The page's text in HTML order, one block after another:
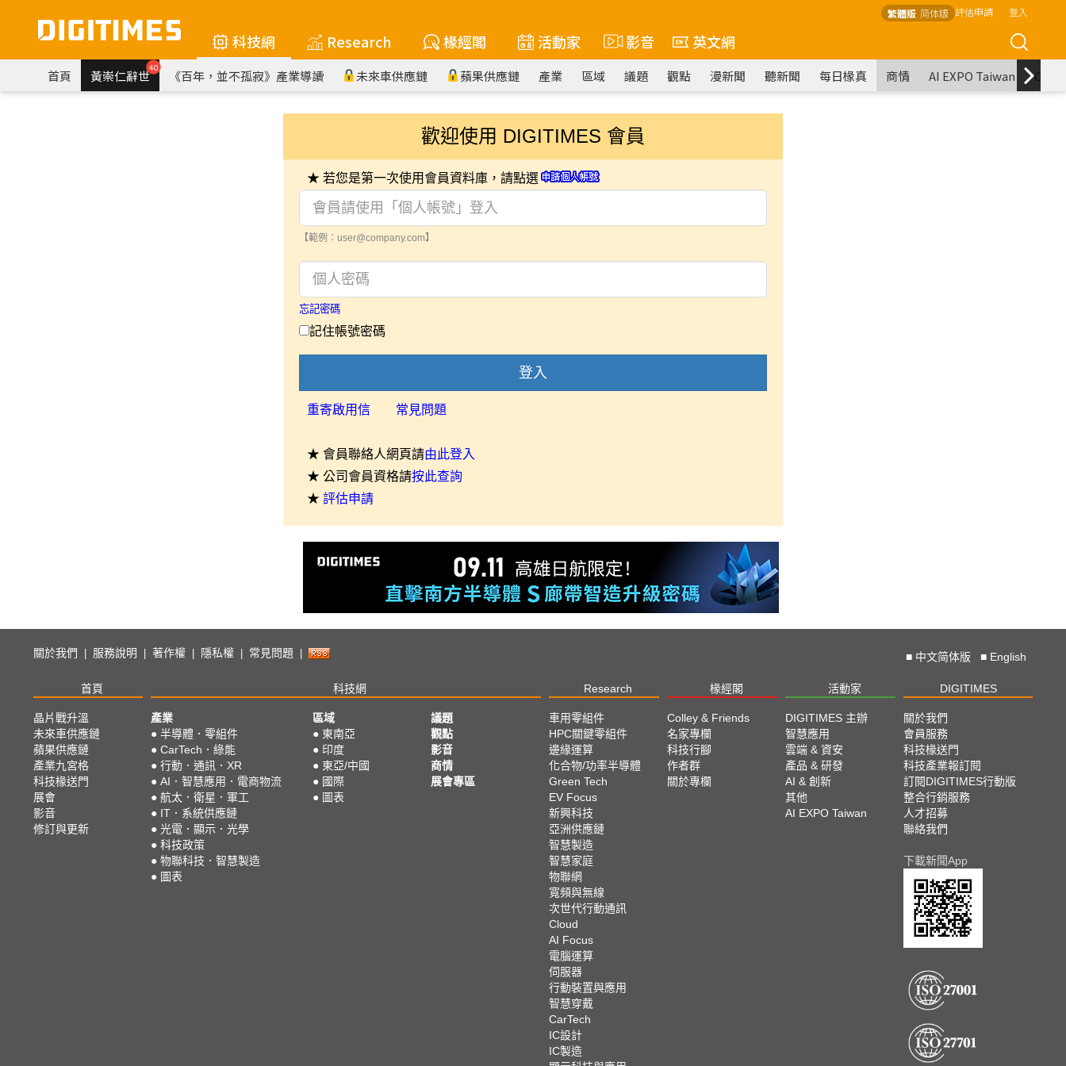
繁體版 简体版 評估申請 登入
科技網 Research 椽經閣 活動家 影音 英文網
首頁 黃崇仁辭世40 《百年，並不孤寂》產業導讀 未來車供應鏈 蘋果供應鏈 產業 區域 議題 觀點 漫新聞 聽新聞 每日椽真 商情 AI EXPO Taiwan
歡迎使用 DIGITIMES 會員
★ 若您是第一次使用會員資料庫，請點選
【範例：user@company.com】
忘記密碼
記住帳號密碼
登入
重寄啟用信 常見問題
★ 會員聯絡人網頁請由此登入
★ 公司會員資格請按此查詢
★ 評估申請
關於我們 服務說明 著作權 隱私權 常見問題 ■ 中文简体版 ■ English
首頁 科技網 Research 椽經閣 活動家 DIGITIMES
晶片戰升溫
未來車供應鏈
蘋果供應鏈
產業九宮格
科技椽送門
展會
影音
修訂與更新
產業
● 半導體．零組件
● CarTech．綠能
● 行動．通訊．XR
● AI．智慧應用．電商物流
● 航太．衛星．軍工
● IT．系統供應鏈
● 光電．顯示．光學
● 科技政策
● 物聯科技．智慧製造
● 圖表
區域
● 東南亞
● 印度
● 東亞/中國
● 國際
● 圖表
議題
觀點
影音
商情
展會專區
車用零組件
HPC關鍵零組件
邊緣運算
化合物/功率半導體
Green Tech
EV Focus
新興科技
亞洲供應鏈
智慧製造
智慧家庭
物聯網
寬頻與無線
次世代行動通訊
Cloud
AI Focus
電腦運算
伺服器
行動裝置與應用
智慧穿戴
CarTech
IC設計
IC製造
Colley & Friends
名家專欄
科技行腳
作者群
關於專欄
DIGITIMES 主辦
智慧應用
雲端 & 資安
產品 & 研發
AI & 創新
其他
AI EXPO Taiwan
關於我們
會員服務
科技椽送門
科技產業報訂閱
訂閱DIGITIMES行動版
整合行銷服務
人才招募
聯絡我們
下載新聞App